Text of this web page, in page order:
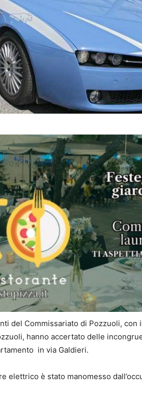
del Commissariato di Pozzuoli, con
hanno accertato delle
in via Galdieri.
è stato manomesso